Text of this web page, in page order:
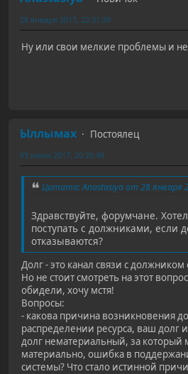
28 января 2017, 22:31:39
Ну или свои мелкие проблемы и
Ыллымах
Постоялец
03 июня 2017, 20:26:49
Цитата: Anastasiya от 28 января
Здравствуйте, форумчане.
поступать с должниками, если
отказываются?
Долг - это канал связи с
Но не стоит смотреть на этот
обидели, хочу мстя!
Вопросы:
- какова причина возникновения
распределении ресурса, ваш
долг нематериальный, за который
материально, ошибка в
системы? Что стало истинной